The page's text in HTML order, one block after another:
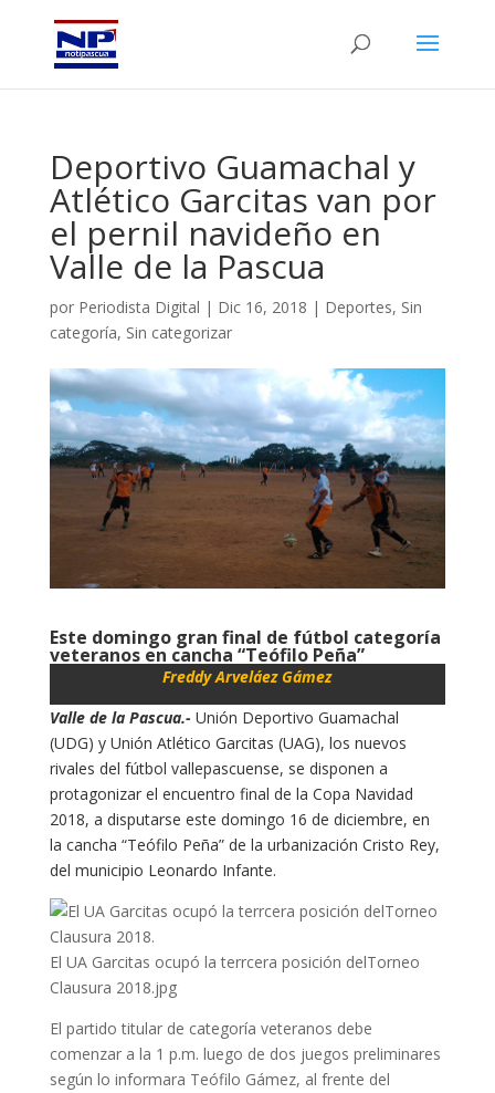
Deportivo Guamachal y
Atlético Garcitas van por
el pernil navideño en
Valle de la Pascua
por Periodista Digital | Dic 16, 2018 | Deportes, Sin
categoría, Sin categorizar
Este domingo gran final de fútbol categoría
veteranos en cancha “Teófilo Peña”
Freddy Arveláez Gámez
Valle de la Pascua.- Unión Deportivo Guamachal
(UDG) y Unión Atlético Garcitas (UAG), los nuevos
rivales del fútbol vallepascuense, se disponen a
protagonizar el encuentro final de la Copa Navidad
2018, a disputarse este domingo 16 de diciembre, en
la cancha “Teófilo Peña” de la urbanización Cristo Rey,
del municipio Leonardo Infante.
El UA Garcitas ocupó la terrcera posición delTorneo
Clausura 2018.jpg
El partido titular de categoría veteranos debe
comenzar a la 1 p.m. luego de dos juegos preliminares
según lo informara Teófilo Gámez, al frente del